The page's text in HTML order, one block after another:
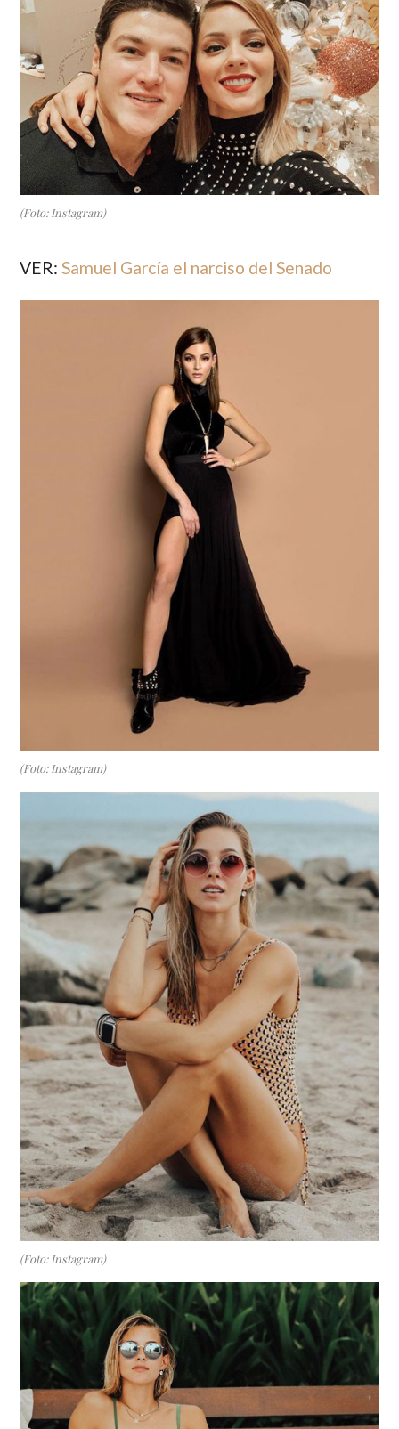
(Foto: Instagram)
VER:Samuel García el narciso del Senado
(Foto: Instagram)
(Foto: Instagram)